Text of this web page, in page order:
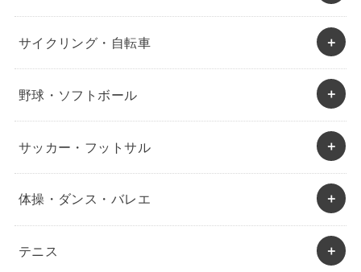
サイクリング・自転車
野球・ソフトボール
サッカー・フットサル
体操・ダンス・バレエ
テニス